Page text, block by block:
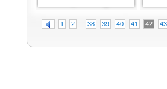
1 2 ... 38 39 40 41 42 43